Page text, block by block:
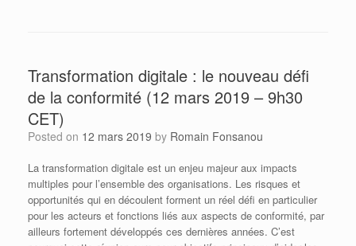
Transformation digitale : le nouveau défi
de la conformité (12 mars 2019 – 9h30
CET)
Posted on 12 mars 2019 by Romain Fonsanou
La transformation digitale est un enjeu majeur aux impacts
multiples pour l’ensemble des organisations. Les risques et
opportunités qui en découlent forment un réel défi en particulier
pour les acteurs et fonctions liés aux aspects de conformité, par
ailleurs fortement développés ces dernières années. C’est